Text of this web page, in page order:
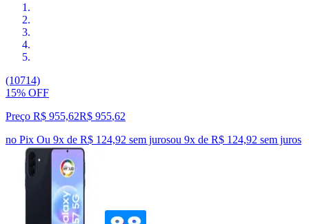
(10714)
15% OFF
Preço R$ 955,62R$ 955,62
no Pix Ou 9x de R$ 124,92 sem jurosou 9x de R$ 124,92 sem juros